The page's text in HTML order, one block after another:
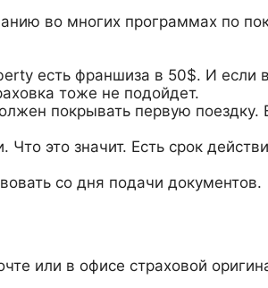
во многих программах по
есть франшиза в 50$. И если
тоже не подойдет.
покрывать первую
это значит. Есть срок
со дня подачи документов.
или в офисе страховой